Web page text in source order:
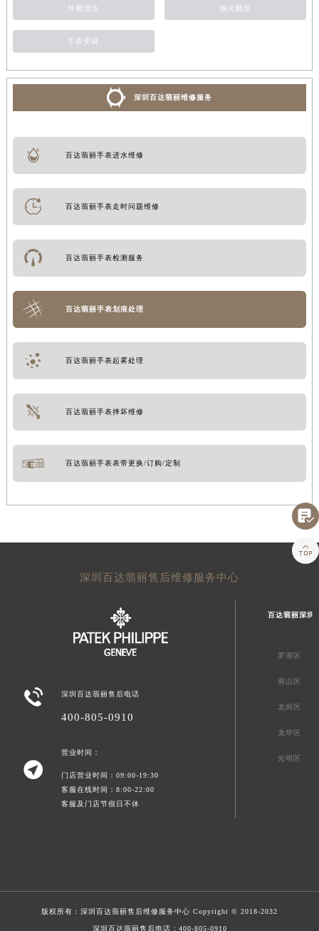
外观清洗 抛光翻新
手表受磁
深圳百达翡丽维修服务
百达翡丽手表进水维修
百达翡丽手表走时问题维修
百达翡丽手表检测服务
百达翡丽手表划痕处理
百达翡丽手表起雾处理
百达翡丽手表摔坏维修
百达翡丽手表表带更换/订购/定制
深圳百达翡丽售后维修服务中心
 深圳百达翡丽售后电话
400-805-0910

营业时间：
门店营业时间：09:00-19:30
客服在线时间：8:00-22:00
客服及门店节假日不休
百达翡丽深圳
罗湖区
南山区
龙岗区
龙华区
光明区
版权所有： 深圳百达翡丽售后维修服务中心 Copyright © 2018-2032
深圳百达翡丽售后电话： 400-805-0910

